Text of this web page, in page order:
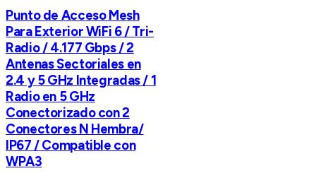
Punto de Acceso Mesh
Para Exterior WiFi 6 / Tri-
Radio / 4.177 Gbps / 2
Antenas Sectoriales en
2.4 y 5 GHz Integradas / 1
Radio en 5 GHz
Conectorizado con 2
Conectores N Hembra/
IP67 / Compatible con
WPA3